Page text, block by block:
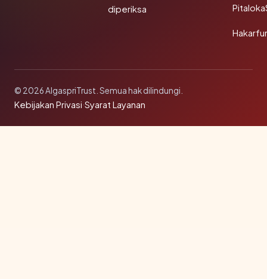
diperiksa
© 2026 AlgaspriTrust. Semua hak dilindungi.
Kebijakan Privasi·Syarat Layanan